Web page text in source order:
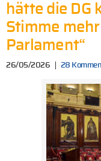
hätte die DG
Stimme
Parlament“
26/05/2026 28